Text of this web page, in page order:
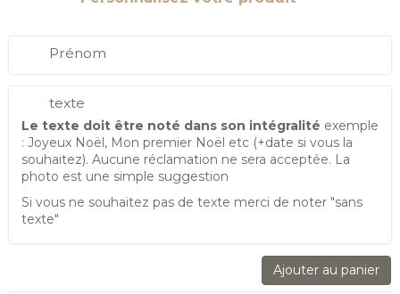
Prénom
texte
Le texte doit être noté dans son intégralité exemple
: Joyeux Noël, Mon premier Noël etc (+date si vous la
souhaitez). Aucune réclamation ne sera acceptée. La
photo est une simple suggestion
Si vous ne souhaitez pas de texte merci de noter "sans
texte"
Ajouter au panier